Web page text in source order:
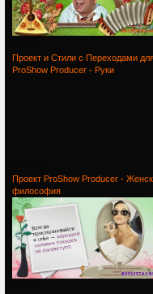
Проект и Стили с Переходами
ProShow Producer - Руки
Проект ProShow Producer -
философия